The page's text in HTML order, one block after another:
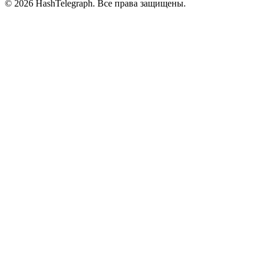
© 2026 HashTelegraph. Все права защищены.